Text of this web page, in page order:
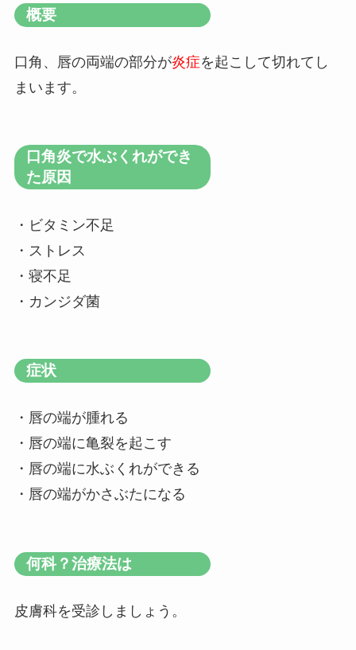
概要
口角、唇の両端の部分が炎症を起こして切れてし
まいます。
口角炎で水ぶくれができ
た原因
・ビタミン不足
・ストレス
・寝不足
・カンジダ菌
症状
・唇の端が腫れる
・唇の端に亀裂を起こす
・唇の端に水ぶくれができる
・唇の端がかさぶたになる
何科？治療法は
皮膚科を受診しましょう。